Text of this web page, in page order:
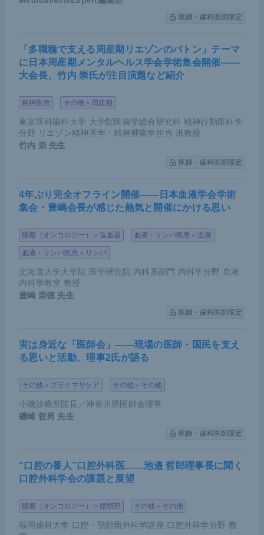
医師・歯科医師限定
「多職種で支える周産期リエゾンのバトン」テーマ
に日本周産期メンタルヘルス学会学術集会開催――
大会長、竹内 崇氏が注目演題など紹介
精神疾患 その他＞周産期
東京医科歯科大学 大学院医歯学総合研究科 精神行動医科学
分野 リエゾン精神医学・精神腫瘍学担当 准教授
竹内 崇 先生
医師・歯科医師限定
4年ぶり完全オフライン開催――日本血液学会学術
集会・豊嶋会長が感じた熱気と開催にかける思い
腫瘍（オンコロジー）＞造血器 血液・リンパ疾患＞血液
血液・リンパ疾患＞リンパ
北海道大学大学院 医学研究院 内科系部門 内科学分野 血液
内科学教室 教授
豊嶋 崇徳 先生
医師・歯科医師限定
実は身近な「医師会」――現場の医師・国民を支え
る思いと活動、理事2氏が語る
その他＞プライマリケア その他＞その他
小磯診療所院長／神奈川県医師会理事
磯崎 哲男 先生
医師・歯科医師限定
“口腔の番人”口腔外科医……池邉 哲郎理事長に聞く
口腔外科学会の課題と展望
腫瘍（オンコロジー）＞頭頸部 その他＞その他
福岡歯科大学 口腔・顎顔面外科学講座 口腔外科学分野 教